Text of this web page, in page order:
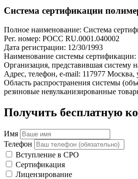
Система сертификации
Полное наименование: Система
Рег. номер: РОСС RU.0001.040002
Дата регистрации: 12/30/1993
Наименование системы
Организация, представившая
Адрес, телефон, e-mail: 117977 Москва,
Область распространения системы
резиновые невулканизированные
Получить бесплатную
Имя
Телефон
Вступление в СРО
Сертификация
Лицензирование